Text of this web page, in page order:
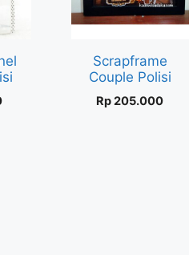
Scrapframe
Couple Polisi
Rp205.000